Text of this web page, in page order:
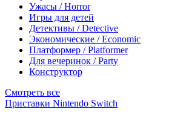
Ужасы / Horror
Игры для детей
Детективы / Detective
Экономические / Economic
Платформер / Platformer
Для вечеринок / Party
Конструктор
Смотреть все
Приставки Nintendo Switch